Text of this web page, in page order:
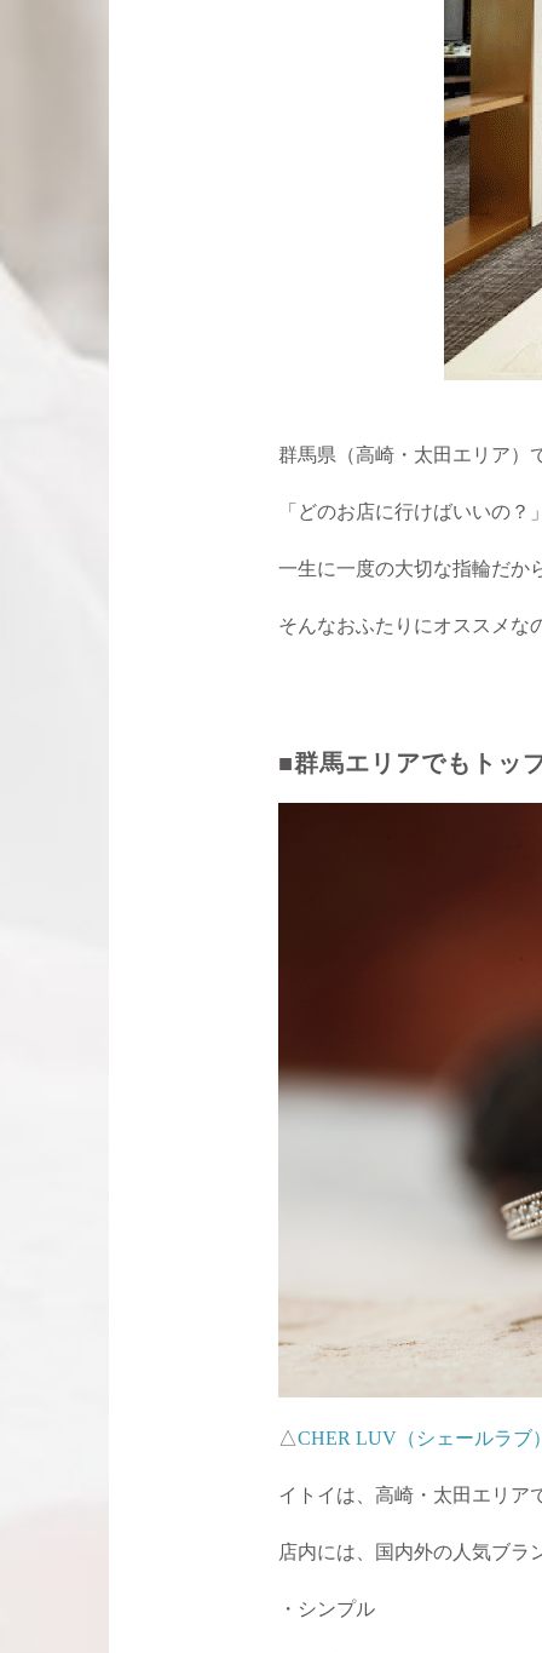
群馬県（高崎・太田エリア）
「どのお店に行けばいいの
一生に一度の大切な指輪だか
そんなおふたりにオススメな
■群馬エリアでもトッ
△CHER LUV（シェールラブ
イトイは、高崎・太田エリア
店内には、国内外の人気ブラ
・シンプル